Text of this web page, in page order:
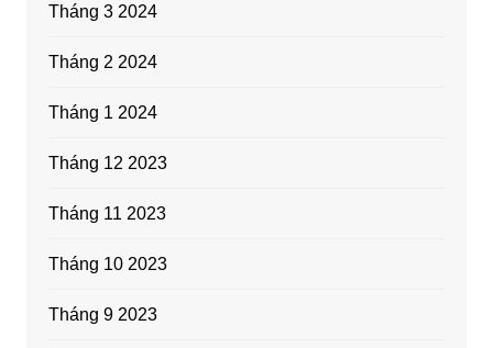
Tháng 3 2024
Tháng 2 2024
Tháng 1 2024
Tháng 12 2023
Tháng 11 2023
Tháng 10 2023
Tháng 9 2023